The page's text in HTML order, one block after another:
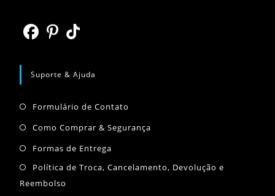
em
nova
aba
em
nova
aba
em
nova
Suporte & Ajuda
Formulário de Contato
aba
Como Comprar & SegurançaAbre
Formas de EntregaAbre
em
Política de Troca, Cancelamento, Devolução e
Reembolso